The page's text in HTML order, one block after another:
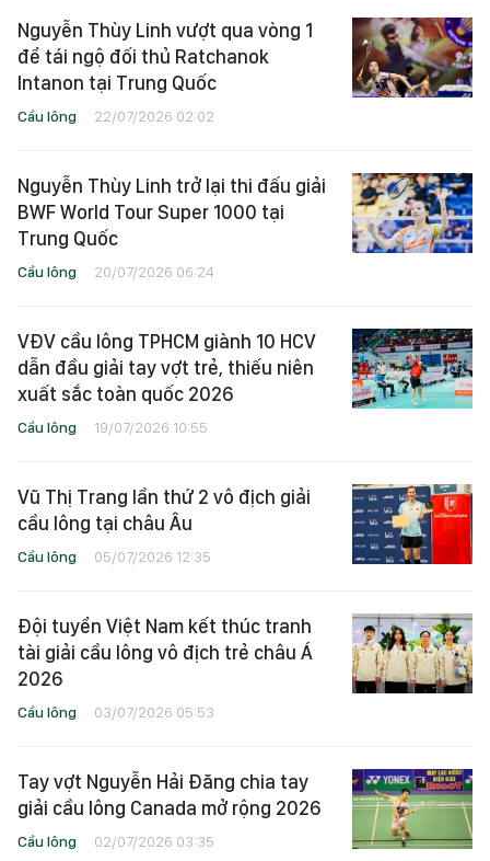
Nguyễn Thùy Linh vượt qua vòng 1
để tái ngộ đối thủ Ratchanok
Intanon tại Trung Quốc
Cầu lông 22/07/2026 02:02
Nguyễn Thùy Linh trở lại thi đấu giải
BWF World Tour Super 1000 tại
Trung Quốc
Cầu lông 20/07/2026 06:24
VĐV cầu lông TPHCM giành 10 HCV
dẫn đầu giải tay vợt trẻ, thiếu niên
xuất sắc toàn quốc 2026
Cầu lông 19/07/2026 10:55
Vũ Thị Trang lần thứ 2 vô địch giải
cầu lông tại châu Âu
Cầu lông 05/07/2026 12:35
Đội tuyển Việt Nam kết thúc tranh
tài giải cầu lông vô địch trẻ châu Á
2026
Cầu lông 03/07/2026 05:53
Tay vợt Nguyễn Hải Đăng chia tay
giải cầu lông Canada mở rộng 2026
Cầu lông 02/07/2026 03:35